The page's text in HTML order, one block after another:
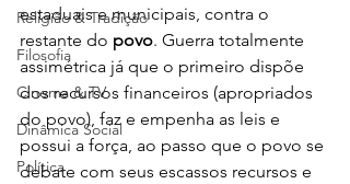
Religião & Tradição
Filosofia
Cinema & TV
Dinâmica Social
Política
estaduais e municipais, contra o
restante do povo. Guerra totalmente
assimétrica já que o primeiro dispõe
dos recursos financeiros (apropriados
do povo), faz e empenha as leis e
possui a força, ao passo que o povo se
debate com seus escassos recursos e